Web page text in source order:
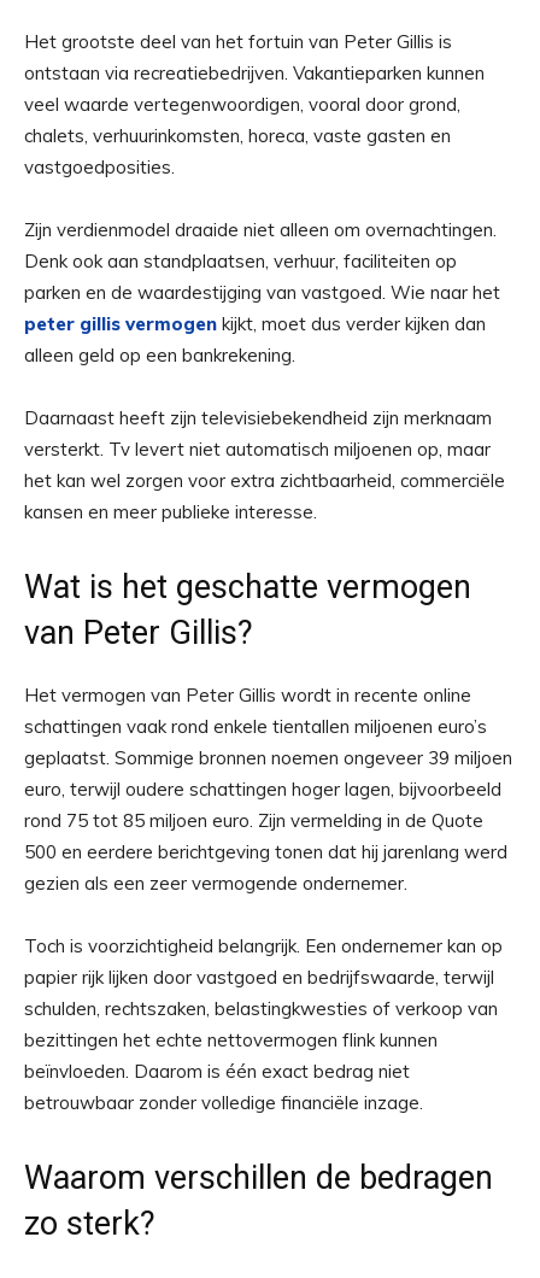
Het grootste deel van het fortuin van Peter Gillis is
ontstaan via recreatiebedrijven. Vakantieparken kunnen
veel waarde vertegenwoordigen, vooral door grond,
chalets, verhuurinkomsten, horeca, vaste gasten en
vastgoedposities.
Zijn verdienmodel draaide niet alleen om overnachtingen.
Denk ook aan standplaatsen, verhuur, faciliteiten op
parken en de waardestijging van vastgoed. Wie naar het
peter gillis vermogen kijkt, moet dus verder kijken dan
alleen geld op een bankrekening.
Daarnaast heeft zijn televisiebekendheid zijn merknaam
versterkt. Tv levert niet automatisch miljoenen op, maar
het kan wel zorgen voor extra zichtbaarheid, commerciële
kansen en meer publieke interesse.
Wat is het geschatte vermogen
van Peter Gillis?
Het vermogen van Peter Gillis wordt in recente online
schattingen vaak rond enkele tientallen miljoenen euro’s
geplaatst. Sommige bronnen noemen ongeveer 39 miljoen
euro, terwijl oudere schattingen hoger lagen, bijvoorbeeld
rond 75 tot 85 miljoen euro. Zijn vermelding in de Quote
500 en eerdere berichtgeving tonen dat hij jarenlang werd
gezien als een zeer vermogende ondernemer.
Toch is voorzichtigheid belangrijk. Een ondernemer kan op
papier rijk lijken door vastgoed en bedrijfswaarde, terwijl
schulden, rechtszaken, belastingkwesties of verkoop van
bezittingen het echte nettovermogen flink kunnen
beïnvloeden. Daarom is één exact bedrag niet
betrouwbaar zonder volledige financiële inzage.
Waarom verschillen de bedragen
zo sterk?